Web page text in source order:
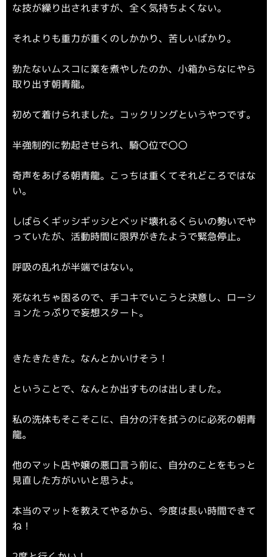
な技が繰り出されますが、全く気持ちよくない。
それよりも重力が重くのしかかり、苦しいばかり。
勃たないムスコに業を煮やしたのか、小箱からなにやら
取り出す朝青龍。
初めて着けられました。コックリングというやつです。
半強制的に勃起させられ、騎〇位で〇〇
奇声をあげる朝青龍。こっちは重くてそれどころではな
い。
しばらくギッシギッシとベッド壊れるくらいの勢いでや
っていたが、活動時間に限界がきたようで緊急停止。
呼吸の乱れが半端ではない。
死なれちゃ困るので、手コキでいこうと決意し、ローシ
ョンたっぷりで妄想スタート。
きたきたきた。なんとかいけそう！
ということで、なんとか出すものは出しました。
私の洗体もそこそこに、自分の汗を拭うのに必死の朝青
龍。
他のマット店や嬢の悪口言う前に、自分のことをもっと
見直した方がいいと思うよ。
本当のマットを教えてやるから、今度は長い時間できて
ね！